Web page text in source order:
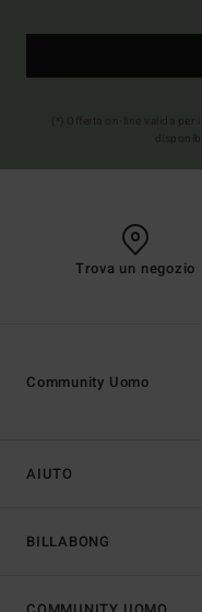
Trova un negozio
AIUTO
BILLABONG
Community Uomo